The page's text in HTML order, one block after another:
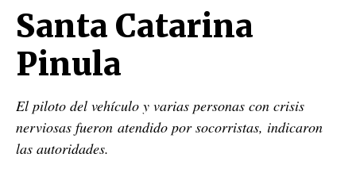
Santa Catarina
Pinula
El piloto del vehículo y varias personas con crisis
nerviosas fueron atendido por socorristas, indicaron
las autoridades.